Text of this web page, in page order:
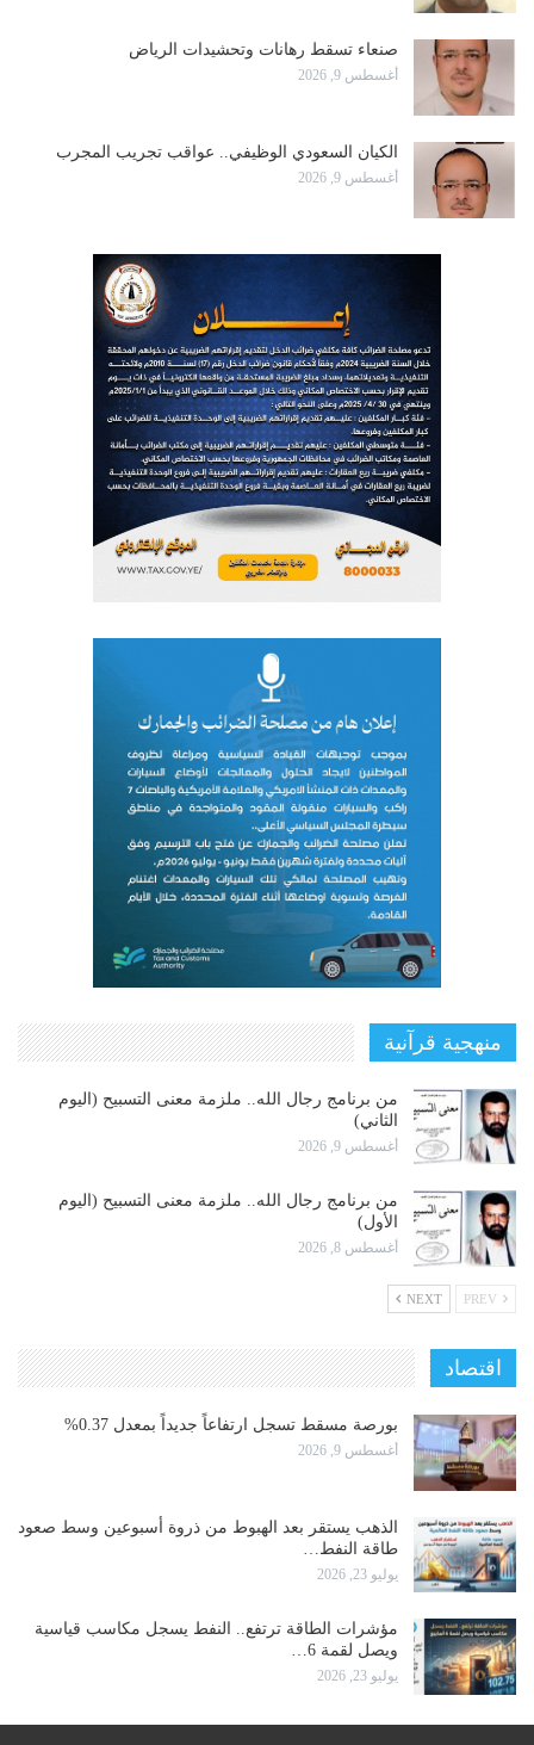
صنعاء تسقط رهانات وتحشيدات الرياض
أغسطس 9, 2026
الكيان السعودي الوظيفي.. عواقب تجريب المجرب
أغسطس 9, 2026
منهجية قرآنية
من برنامج رجال الله.. ملزمة معنى التسبيح (اليوم
الثاني)
أغسطس 9, 2026
من برنامج رجال الله.. ملزمة معنى التسبيح (اليوم
الأول)
أغسطس 8, 2026
NEXT
اقتصاد
بورصة مسقط تسجل ارتفاعاً جديداً بمعدل 0.37%
أغسطس 9, 2026
الذهب يستقر بعد الهبوط من ذروة أسبوعين وسط صعود
طاقة النفط…
يوليو 23, 2026
مؤشرات الطاقة ترتفع.. النفط يسجل مكاسب قياسية
ويصل لقمة 6…
يوليو 23, 2026